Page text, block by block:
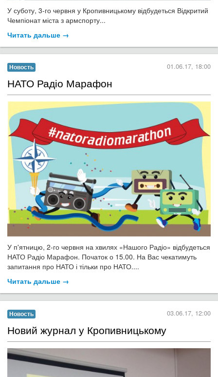
У суботу, 3-го червня у Кропивницькому відбудеться Відкритий
Чемпіонат міста з армспорту...
Читать дальше →
Новость 01.06.17, 18:00
НАТО Радіо Марафон
У п'ятницю, 2-го червня на хвилях «Нашого Радіо» відбудеться
НАТО Радіо Марафон. Початок о 15.00. На Вас чекатимуть
запитання про НАТО і тільки про НАТО....
Читать дальше →
Новость 03.06.17, 12:00
Новий журнал у Кропивницькому